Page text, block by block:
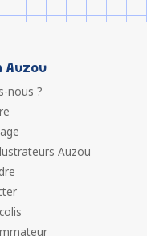
Auzou
nous ?
Auzou